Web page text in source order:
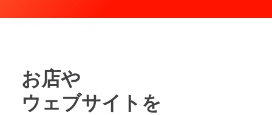
お店や
ウェブサイトを